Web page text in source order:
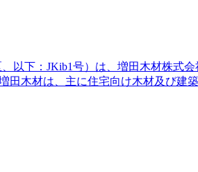
以下：JKib1号）は、増田木材株式
木材は、主に住宅向け木材及び建